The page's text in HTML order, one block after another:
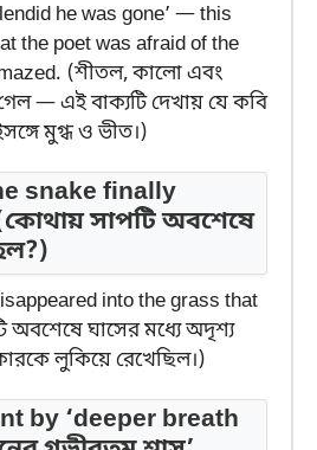
he was gone’ — this
the poet was afraid of the
(শীতল, কালো এবং
— এই বাক্যটি দেখায় যে কবি
মুগ্ধ ও ভীত।)
snake finally
সাপটি অবশেষে
into the grass that
অবশেষে ঘাসের মধ্যে অদৃশ্য
লুকিয়ে রেখেছিল।)
by ‘deeper breath